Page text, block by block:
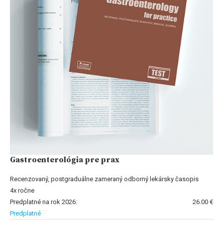
Gastroenterológia pre prax
Recenzovaný, postgraduálne zameraný odborný lekársky časopis
4x ročne
Predplatné na rok 2026:
26.00 €
Predplatné